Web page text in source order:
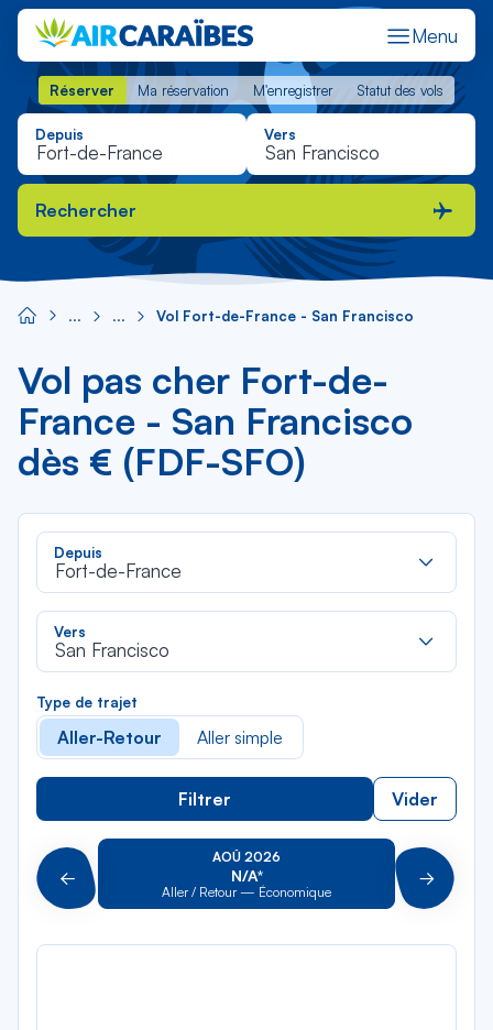
Menu
Réserver Ma réservation M'enregistrer Statut des vols
Réserver Ma réservation M'enregistrer Statut des vols
Depuis Vers
Rechercher
Vol Fort-de-France - San Francisco
Vol pas cher Fort-de-
France - San Francisco
dès € (FDF-SFO)
Depuis
Fort-de-France
Vers
San Francisco
Type de trajet
Aller-Retour Aller simple
Filtrer Vider
Précédent
AOÛ 2026
N/A*
Aller / Retour — Économique Suivant